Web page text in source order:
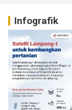
Infografik